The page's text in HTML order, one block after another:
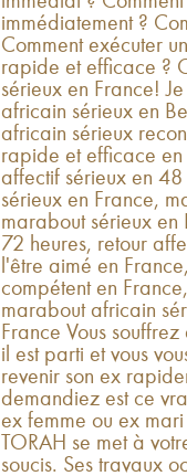
immédiatement ?
Comment exécuter
rapide et efficace ?
sérieux en France!
africain sérieux en
africain sérieux
rapide et efficace
affectif sérieux en
sérieux en France,
marabout sérieux en
72 heures, retour
l'être aimé en
compétent en
marabout africain
France Vous
il est parti et vous
revenir son ex
demandiez est ce
ex femme ou ex
TORAH se met à
soucis. Ses travaux